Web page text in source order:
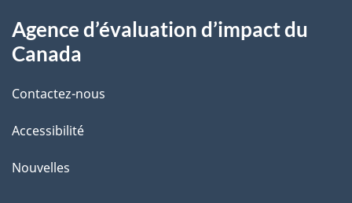
i
s
d
e
propos
de
ce
site
Agence d’évaluation d’impact du
Canada
Contactez-nous
Accessibilité
Nouvelles